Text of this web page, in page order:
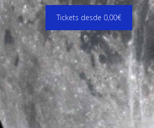
Tickets desde 0,00€